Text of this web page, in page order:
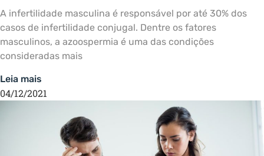
A infertilidade masculina é responsável por até 30% dos
casos de infertilidade conjugal. Dentre os fatores
masculinos, a azoospermia é uma das condições
consideradas mais
Leia mais
04/12/2021